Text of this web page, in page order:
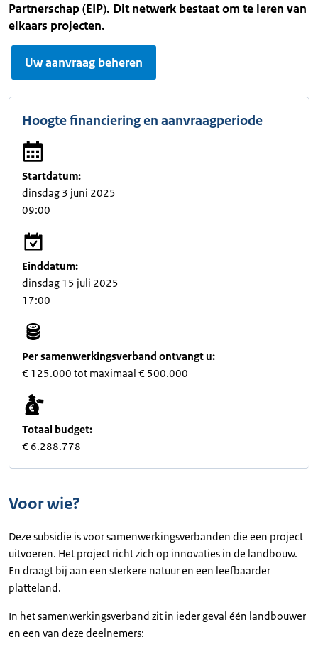
Partnerschap (EIP). Dit netwerk bestaat om te leren van
elkaars projecten.
Uw aanvraag beheren
Hoogte financiering en aanvraagperiode
Startdatum:
dinsdag 3 juni 2025
09:00
Einddatum:
dinsdag 15 juli 2025
17:00
Per samenwerkingsverband ontvangt u:
€ 125.000 tot maximaal € 500.000
Totaal budget:
€ 6.288.778
Voor wie?
Deze subsidie is voor samenwerkingsverbanden die een project
uitvoeren. Het project richt zich op innovaties in de landbouw.
En draagt bij aan een sterkere natuur en een leefbaarder
platteland.
In het samenwerkingsverband zit in ieder geval één landbouwer
en een van deze deelnemers: